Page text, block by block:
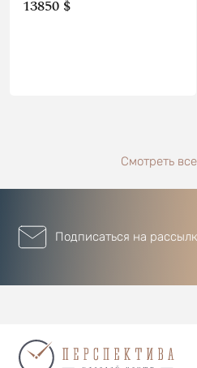
13850 $
Смотреть
Подписаться на